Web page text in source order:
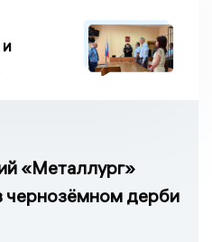
и
«Металлург»
чернозёмном дерби